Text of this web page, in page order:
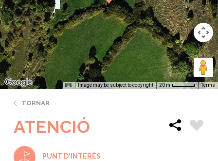
Image may be subject to copyright 20 m Terms
TORNAR
ATENCIÓ
PUNT D'INTERÈS